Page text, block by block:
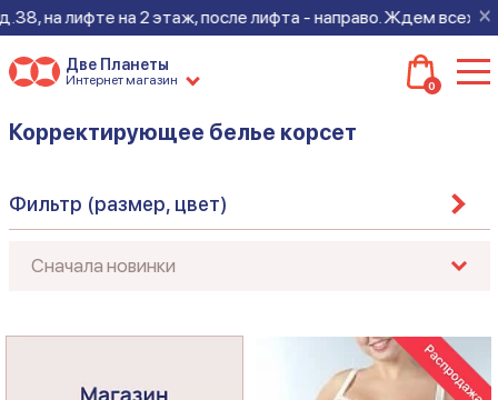
×
на лифте на 2 этаж, после лифта - направо. Ждем всех на
Две Планеты
Интернет магазин 0
Корректирующее белье корсет
Фильтр (размер, цвет)